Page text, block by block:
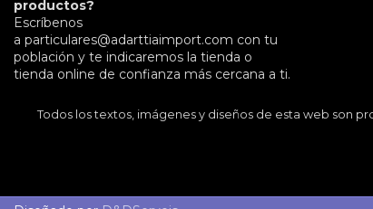
productos?
Escríbenos
a particulares@adarttiaimport.com con tu
población y te indicaremos la tienda o
tienda online de confianza más cercana a ti.
Todos los textos, imágenes y diseños de esta web son